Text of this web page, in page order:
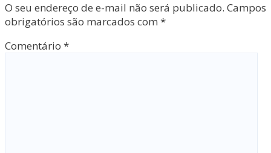
O seu endereço de e-mail não será publicado. Campos
obrigatórios são marcados com *
Comentário *